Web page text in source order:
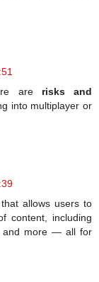
are risks and
into multiplayer or
allows users to
content, including
and more — all for